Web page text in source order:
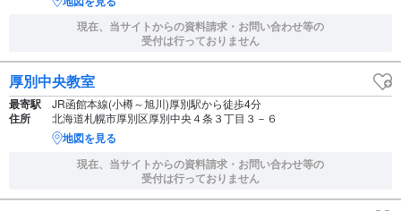
現在、当サイトからの資料請求・お問い合わせ等の
受付は行っておりません
厚別中央教室
最寄駅 JR函館本線(小樽～旭川)厚別駅から徒歩4分
住所 北海道札幌市厚別区厚別中央４条３丁目３－６
地図を見る
現在、当サイトからの資料請求・お問い合わせ等の
受付は行っておりません